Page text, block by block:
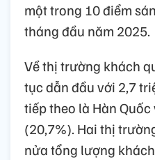
một trong 10 điểm
tháng đầu năm 2025.
Về thị trường khách
tục dẫn đầu với 2,7
tiếp theo là Hàn
(20,7%). Hai thị
nửa tổng lượng